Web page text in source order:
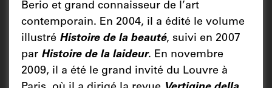
Berio et grand connaisseur de l’art
contemporain. En 2004, il a édité le volume
illustré Histoire de la beauté, suivi en 2007
par Histoire de la laideur. En novembre
2009, il a été le grand invité du Louvre à